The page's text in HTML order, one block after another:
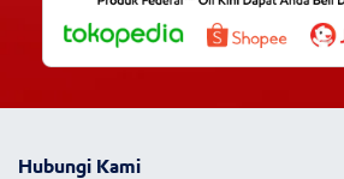
Hubungi Kami